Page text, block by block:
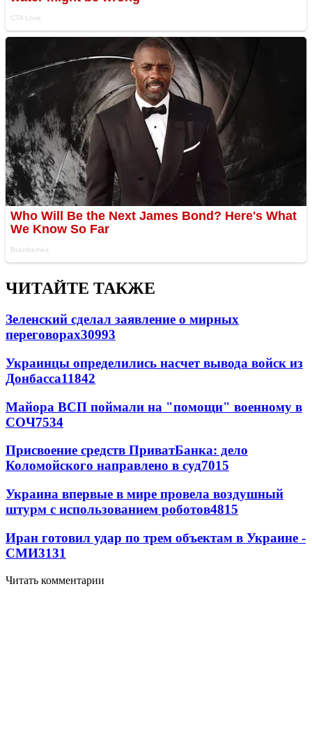
ЧИТАЙТЕ ТАКЖЕ
Зеленский сделал заявление о мирных
переговорах30993
Украинцы определились насчет вывода войск из
Донбасса11842
Майора ВСП поймали на "помощи" военному в
СОЧ7534
Присвоение средств ПриватБанка: дело
Коломойского направлено в суд7015
Украина впервые в мире провела воздушный
штурм с использованием роботов4815
Иран готовил удар по трем объектам в Украине -
СМИ3131
Читать комментарии